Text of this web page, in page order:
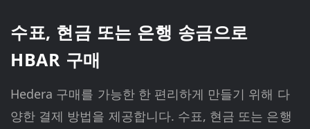
수표, 현금 또는 은행 송금으로
HBAR 구매
Hedera 구매를 가능한 한 편리하게 만들기 위해 다
양한 결제 방법을 제공합니다. 수표, 현금 또는 은행